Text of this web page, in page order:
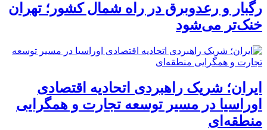
رگبار و رعدوبرق در راه شمال کشور؛ تهران
خنک‌تر می‌شود
ایران؛ شریک راهبردی اتحادیه اقتصادی
اوراسیا در مسیر توسعه تجارت و همگرایی
منطقه‌ای